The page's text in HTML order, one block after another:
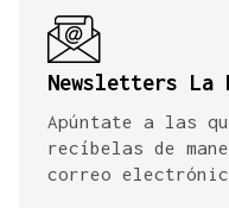
Newsletters La
Apúntate a las
recíbelas de
correo